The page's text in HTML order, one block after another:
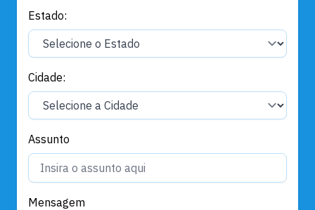
Estado:
Cidade:
Assunto
Mensagem